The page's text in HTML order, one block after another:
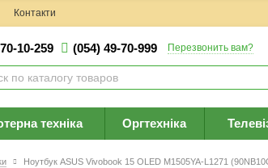
Контакти
10-259 (054) 49-70-999 Перезвонить вам?
техніка Оргтехніка
Ноутбук ASUS Vivobook 15 OLED M1505YA-L1271